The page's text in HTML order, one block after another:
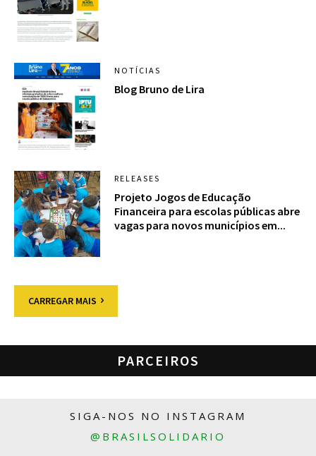
NOTÍCIAS
Blog Bruno de Lira
RELEASES
Projeto Jogos de Educação
Financeira para escolas públicas abre
vagas para novos municípios em...
CARREGAR MAIS
PARCEIROS
SIGA-NOS NO INSTAGRAM
@BRASILSOLIDARIO